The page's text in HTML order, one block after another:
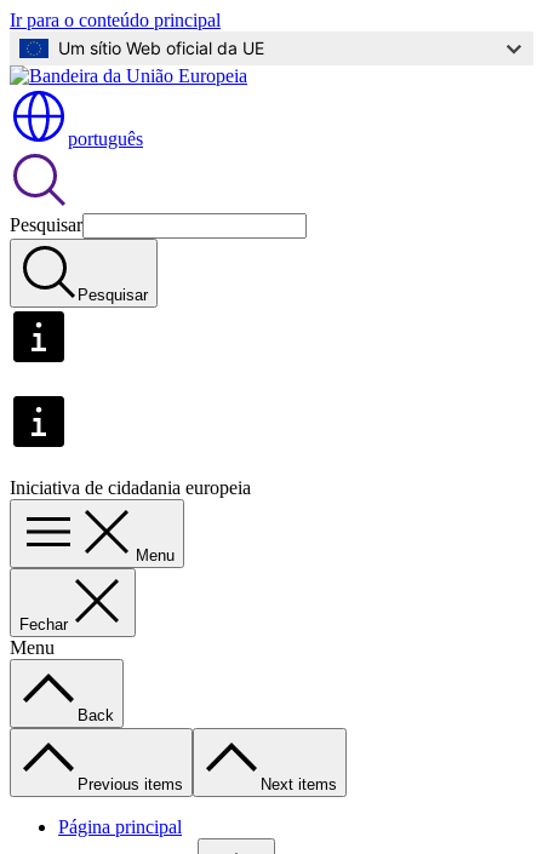
Ir para o conteúdo principal
Um sítio Web oficial da UE
português
Pesquisar
Pesquisar
Iniciativa de cidadania europeia
Menu
Fechar
Menu
Back
Previous items Next items
Página principal